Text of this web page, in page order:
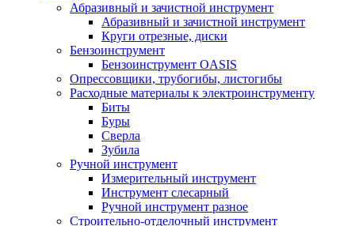
Абразивный и зачистной инструмент
Абразивный и зачистной инструмент
Круги отрезные, диски
Бензоинструмент
Бензоинструмент OASIS
Опрессовщики, трубогибы, листогибы
Расходные материалы к электроинструменту
Биты
Буры
Сверла
Зубила
Ручной инструмент
Измерительный инструмент
Инструмент слесарный
Ручной инструмент разное
Строительно-отделочный инструмент